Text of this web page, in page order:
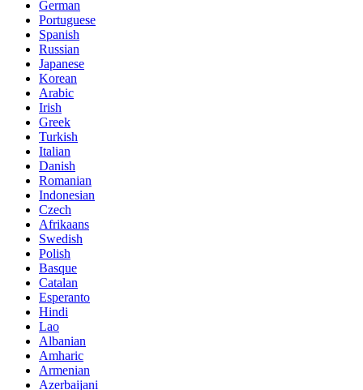
German
Portuguese
Spanish
Russian
Japanese
Korean
Arabic
Irish
Greek
Turkish
Italian
Danish
Romanian
Indonesian
Czech
Afrikaans
Swedish
Polish
Basque
Catalan
Esperanto
Hindi
Lao
Albanian
Amharic
Armenian
Azerbaijani